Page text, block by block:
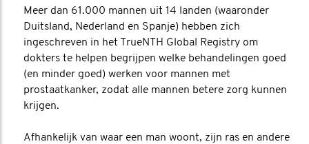
Meer dan 61.000 mannen uit 14 landen (waaronder
Duitsland, Nederland en Spanje) hebben zich
ingeschreven in het TrueNTH Global Registry om
dokters te helpen begrijpen welke behandelingen goed
(en minder goed) werken voor mannen met
prostaatkanker, zodat alle mannen betere zorg kunnen
krijgen.
Afhankelijk van waar een man woont, zijn ras en andere